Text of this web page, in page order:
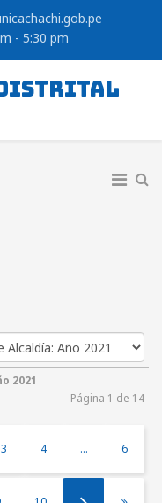
- 5:30 pm
2021
Página 1 de 14
3 4 ... 6